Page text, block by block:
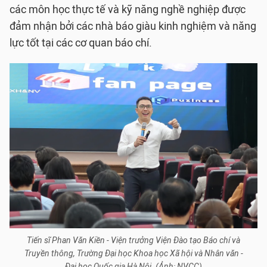
các môn học thực tế và kỹ năng nghề nghiệp được
đảm nhận bởi các nhà báo giàu kinh nghiệm và năng
lực tốt tại các cơ quan báo chí.
Tiến sĩ Phan Văn Kiền - Viện trưởng Viện Đào tạo Báo chí và
Truyền thông, Trường Đại học Khoa học Xã hội và Nhân văn -